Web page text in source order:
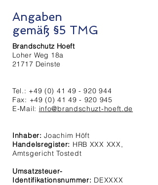
Angaben
gemäß §5 TMG
Brandschutz Hoeft
Loher Weg 18a
21717 Deinste
Tel.: +49 (0) 41 49 - 920 944
Fax: +49 (0) 41 49 - 920 945
E-Mail: info@brandschuzt-hoeft.de
Inhaber: Joachim Höft
Handelsregister: HRB XXX XXX,
Amtsgericht Tostedt
Umsatzsteuer-
Identifikationsnummer: DEXXXX​